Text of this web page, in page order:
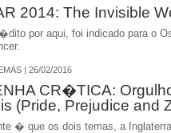
2014: The Invisible
por aqui, foi indicado para o
| 26/02/2016
CR�TICA:
(Pride, Prejudice and
� que os dois temas, a